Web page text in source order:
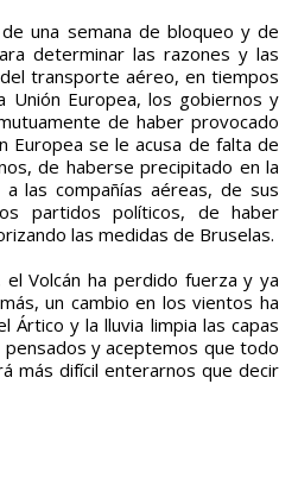
una semana de bloqueo y de
determinar las razones y las
transporte aéreo, en tiempos
Unión Europea, los gobiernos y
de haber provocado
Europea se le acusa de falta de
de haberse precipitado en la
las compañías aéreas, de sus
partidos políticos, de haber
las medidas de Bruselas.
Volcán ha perdido fuerza y ya
un cambio en los vientos ha
Ártico y la lluvia limpia las capas
y aceptemos que todo
más difícil enterarnos que decir